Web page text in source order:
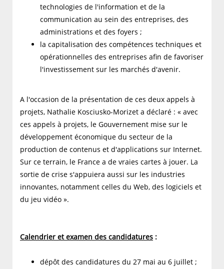
technologies de l'information et de la
communication au sein des entreprises, des
administrations et des foyers ;
la capitalisation des compétences techniques et
opérationnelles des entreprises afin de favoriser
l'investissement sur les marchés d'avenir.
A l'occasion de la présentation de ces deux appels à
projets, Nathalie Kosciusko-Morizet a déclaré : « avec
ces appels à projets, le Gouvernement mise sur le
développement économique du secteur de la
production de contenus et d'applications sur Internet.
Sur ce terrain, le France a de vraies cartes à jouer. La
sortie de crise s'appuiera aussi sur les industries
innovantes, notamment celles du Web, des logiciels et
du jeu vidéo ».
Calendrier et examen des candidatures :
dépôt des candidatures du 27 mai au 6 juillet ;